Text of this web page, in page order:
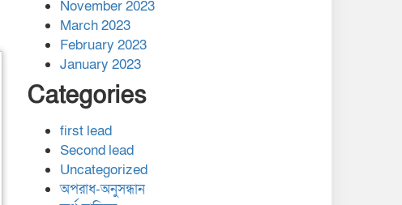
November 2023
March 2023
February 2023
January 2023
Categories
first lead
Second lead
Uncategorized
অপরাধ-অনুসন্ধান